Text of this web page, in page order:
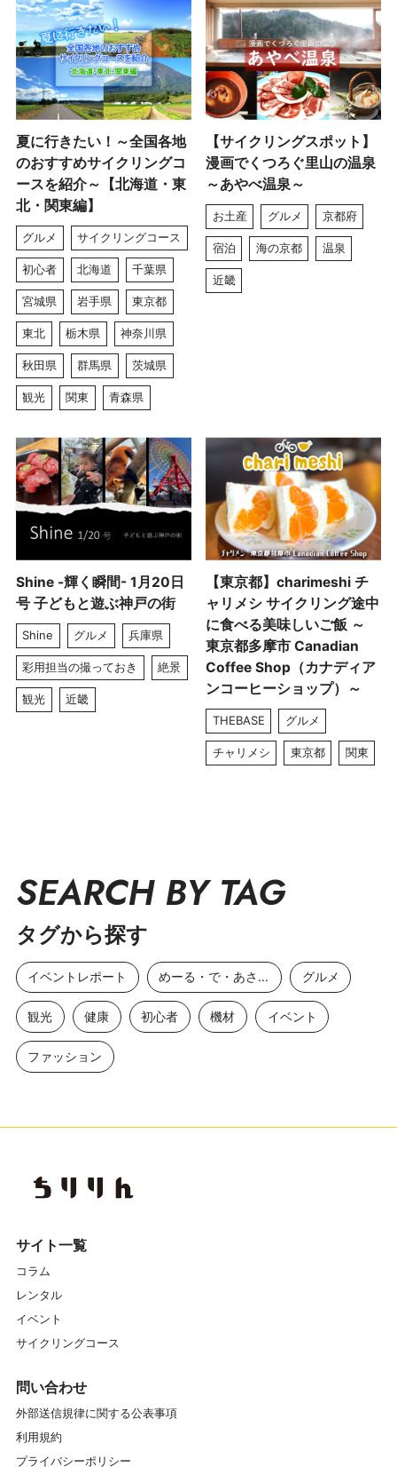
夏に行きたい！～全国各地
のおすすめサイクリングコ
ースを紹介～【北海道・東
北・関東編】
グルメ サイクリングコース
初心者 北海道 千葉県
宮城県 岩手県 東京都
東北 栃木県 神奈川県
秋田県 群馬県 茨城県
観光 関東 青森県
【サイクリングスポット】
漫画でくつろぐ里山の温泉
～あやべ温泉～
お土産 グルメ 京都府
宿泊 海の京都 温泉
近畿
Shine -輝く瞬間- 1月20日
号 子どもと遊ぶ神戸の街
Shine グルメ 兵庫県
彩用担当の撮っておき 絶景
観光 近畿
【東京都】charimeshi チ
ャリメシ サイクリング途中
に食べる美味しいご飯 ～
東京都多摩市 Canadian
Coffee Shop（カナディア
ンコーヒーショップ）～
THEBASE グルメ
チャリメシ 東京都 関東
SEARCH BY TAG
タグから探す
イベントレポート めーる・で・あさひ グルメ
観光 健康 初心者 機材 イベント
ファッション
サイト一覧
コラム
レンタル
イベント
サイクリングコース
問い合わせ
外部送信規律に関する公表事項
利用規約
プライバシーポリシー